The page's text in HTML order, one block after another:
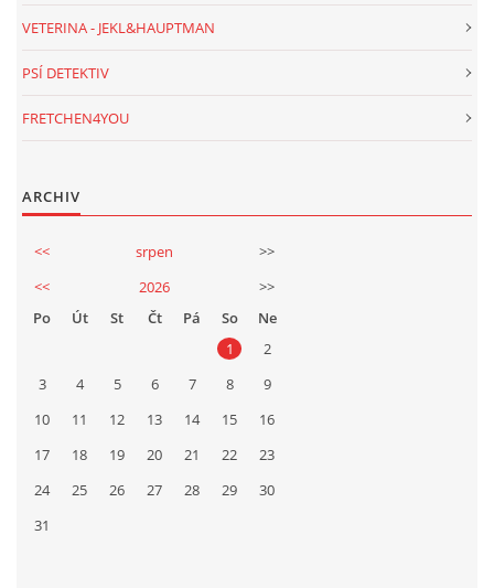
VETERINA - JEKL&HAUPTMAN
PSÍ DETEKTIV
FRETCHEN4YOU
ARCHIV
<< srpen
>>
<<
2026
>>
Po
Út St Čt Pá So
Ne
1
2
3
4 5 6 7 8
9
10
11 12 13 14 15
16
17
18 19 20 21 22
23
24
25 26 27 28 29
30
31